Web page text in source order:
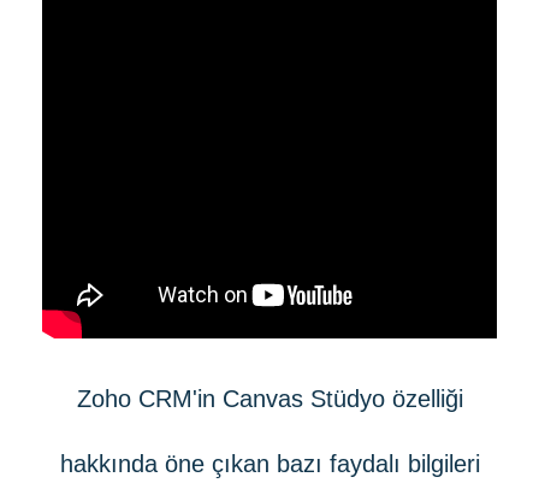
Zoho CRM'in Canvas Stüdyo özelliği
hakkında öne çıkan bazı faydalı bilgileri